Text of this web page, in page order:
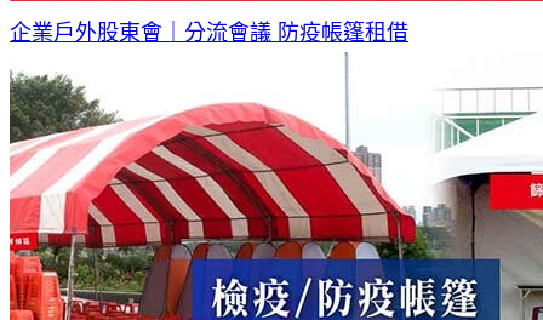
企業戶外股東會｜分流會議 防疫帳篷租借